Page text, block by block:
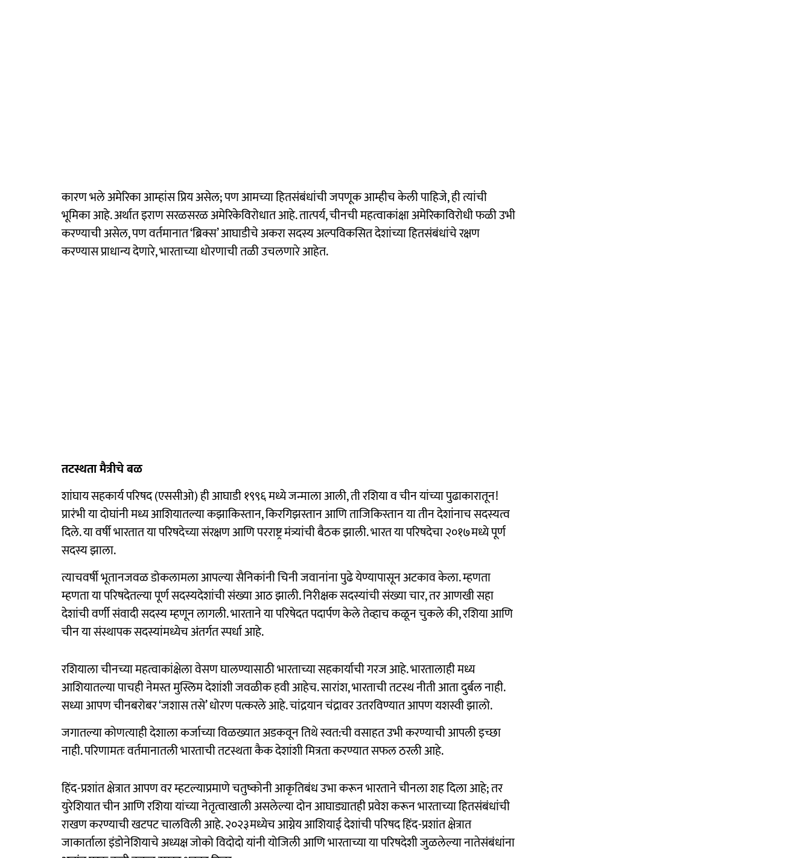
कारण भले अमेरिका आम्हांस प्रिय असेल; पण आमच्या हितसंबंधांची जपणूक आम्हीच केली पाहिजे, ही त्यांची
भूमिका आहे. अर्थात इराण सरळसरळ अमेरिकेविरोधात आहे. तात्पर्य, चीनची महत्वाकांक्षा अमेरिकाविरोधी फळी उभी
करण्याची असेल, पण वर्तमानात ‘ब्रिक्स’ आघाडीचे अकरा सदस्य अल्पविकसित देशांच्या हितसंबंधांचे रक्षण
करण्यास प्राधान्य देणारे, भारताच्या धोरणाची तळी उचलणारे आहेत.
तटस्थता मैत्रीचे बळ
शांघाय सहकार्य परिषद (एससीओ) ही आघाडी १९९६ मध्ये जन्माला आली, ती रशिया व चीन यांच्या पुढाकारातून!
प्रारंभी या दोघांनी मध्य आशियातल्या कझाकिस्तान, किरगिझस्तान आणि ताजिकिस्तान या तीन देशांनाच सदस्यत्व
दिले. या वर्षी भारतात या परिषदेच्या संरक्षण आणि परराष्ट्र मंत्र्यांची बैठक झाली. भारत या परिषदेचा २०१७मध्ये पूर्ण
सदस्य झाला.
त्याचवर्षी भूतानजवळ डोकलामला आपल्या सैनिकांनी चिनी जवानांना पुढे येण्यापासून अटकाव केला. म्हणता
म्हणता या परिषदेतल्या पूर्ण सदस्यदेशांची संख्या आठ झाली. निरीक्षक सदस्यांची संख्या चार, तर आणखी सहा
देशांची वर्णी संवादी सदस्य म्हणून लागली. भारताने या परिषेदत पदार्पण केले तेव्हाच कळून चुकले की, रशिया आणि
चीन या संस्थापक सदस्यांमध्येच अंतर्गत स्पर्धा आहे.
रशियाला चीनच्या महत्वाकांक्षेला वेसण घालण्यासाठी भारताच्या सहकार्याची गरज आहे. भारतालाही मध्य
आशियातल्या पाचही नेमस्त मुस्लिम देशांशी जवळीक हवी आहेच. सारांश, भारताची तटस्थ नीती आता दुर्बल नाही.
सध्या आपण चीनबरोबर ‘जशास तसे’ धोरण पत्करले आहे. चांद्रयान चंद्रावर उतरविण्यात आपण यशस्वी झालो.
जगातल्या कोणत्याही देशाला कर्जाच्या विळख्यात अडकवून तिथे स्वत:ची वसाहत उभी करण्याची आपली इच्छा
नाही. परिणामतः वर्तमानातली भारताची तटस्थता कैक देशांशी मित्रता करण्यात सफल ठरली आहे.
हिंद-प्रशांत क्षेत्रात आपण वर म्हटल्याप्रमाणे चतुष्कोनी आकृतिबंध उभा करून भारताने चीनला शह दिला आहे; तर
युरेशियात चीन आणि रशिया यांच्या नेतृत्वाखाली असलेल्या दोन आघाड्यातही प्रवेश करून भारताच्या हितसंबंधांची
राखण करण्याची खटपट चालविली आहे. २०२३मध्येच आग्नेय आशियाई देशांची परिषद हिंद-प्रशांत क्षेत्रात
जाकार्ताला इंडोनेशियाचे अध्यक्ष जोको विदोदो यांनी योजिली आणि भारताच्या या परिषदेशी जुळलेल्या नातेसंबंधांना